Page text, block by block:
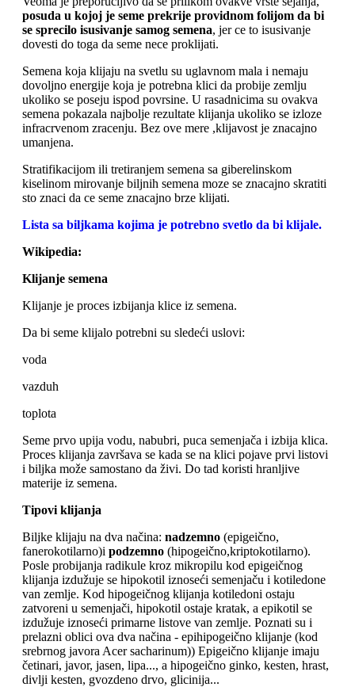
posuda u kojoj je seme prekrije providnom folijom da bi
se sprecilo isusivanje samog semena, jer ce to isusivanje
dovesti do toga da seme nece proklijati.
Semena koja klijaju na svetlu su uglavnom mala i nemaju
dovoljno energije koja je potrebna klici da probije zemlju
ukoliko se poseju ispod povrsine. U rasadnicima su ovakva
semena pokazala najbolje rezultate klijanja ukoliko se izloze
infracrvenom zracenju. Bez ove mere ,klijavost je znacajno
umanjena.
Stratifikacijom ili tretiranjem semena sa giberelinskom
kiselinom mirovanje biljnih semena moze se znacajno skratiti
sto znaci da ce seme znacajno brze klijati.
Lista sa biljkama kojima je potrebno svetlo da bi klijale.
Wikipedia:
Klijanje semena
Klijanje je proces izbijanja klice iz semena.
Da bi seme klijalo potrebni su sledeći uslovi:
voda
vazduh
toplota
Seme prvo upija vodu, nabubri, puca semenjača i izbija klica.
Proces klijanja završava se kada se na klici pojave prvi listovi
i biljka može samostano da živi. Do tad koristi hranljive
materije iz semena.
Tipovi klijanja
Biljke klijaju na dva načina: nadzemno (epigeično,
fanerokotilarno)i podzemno (hipogeično,kriptokotilarno).
Posle probijanja radikule kroz mikropilu kod epigeičnog
klijanja izdužuje se hipokotil iznoseći semenjaču i kotiledone
van zemlje. Kod hipogeičnog klijanja kotiledoni ostaju
zatvoreni u semenjači, hipokotil ostaje kratak, a epikotil se
izdužuje iznoseći primarne listove van zemlje. Poznati su i
prelazni oblici ova dva načina - epihipogeično klijanje (kod
srebrnog javora Acer sacharinum)) Epigeično klijanje imaju
četinari, javor, jasen, lipa..., a hipogeično ginko, kesten, hrast,
divlji kesten, gvozdeno drvo, glicinija...